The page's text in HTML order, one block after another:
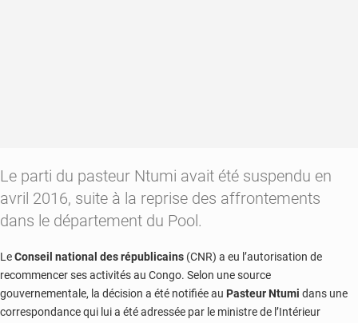
Le parti du pasteur Ntumi avait été suspendu en
avril 2016, suite à la reprise des affrontements
dans le département du Pool.
LeConseil national des républicains (CNR) a eu l’autorisation de
recommencer ses activités au Congo. Selon une source
gouvernementale, la décision a été notifiée au Pasteur Ntumi dans une
correspondance qui lui a été adressée par le ministre de l’Intérieur